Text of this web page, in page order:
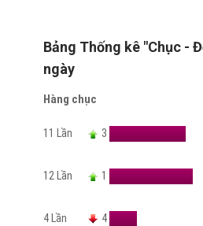
Bảng Thống kê "Chục -
ngày
Hàng chục
11 Lần 3
12 Lần 1
4 Lần 4